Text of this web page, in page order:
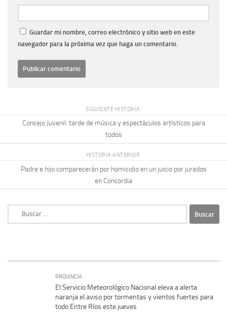
Guardar mi nombre, correo electrónico y sitio web en este
navegador para la próxima vez que haga un comentario.
SIGUIENTE HISTORIA
Concejo Juvenil: tarde de música y espectáculos artísticos para
todos
HISTORIA ANTERIOR
Padre e hijo comparecerán por homicidio en un juicio por jurados
en Concordia
PROVINCIA
El Servicio Meteorológico Nacional eleva a alerta
naranja el aviso por tormentas y vientos fuertes para
todo Entre Ríos este jueves